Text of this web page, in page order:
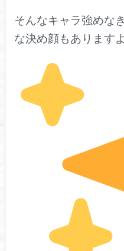
そんなキャラ強めな
な決め顔もありますよ